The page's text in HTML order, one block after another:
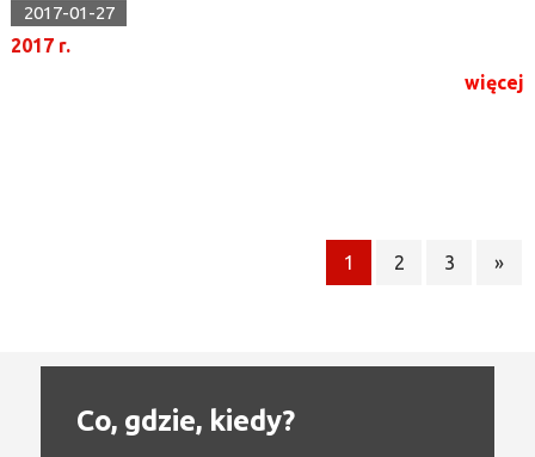
2017-01-27
2017 r.
więcej
1 2 3 »
Co, gdzie, kiedy?